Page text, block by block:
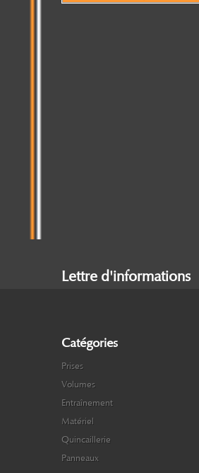
Lettre d'informations
Catégories
Prises
Volumes
Entraînement
Matériel
Quincaillerie
Panneaux